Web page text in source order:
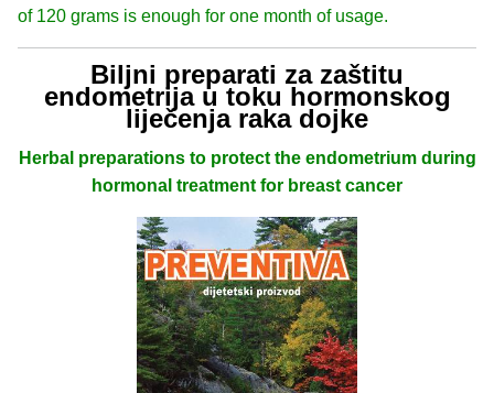
of 120 grams is enough for one month of usage.
Biljni preparati za zaštitu
endometrija u toku hormonskog
liječenja raka dojke
Herbal preparations to protect the endometrium during
hormonal treatment for breast cancer